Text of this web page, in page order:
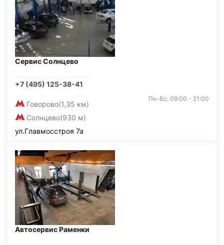
Сервис Солнцево
+7 (495) 125-38-41
Говорово(1,35 км)
Солнцево(930 м)
Пн-Вс: 09:00 - 21:00
ул.Главмосстроя 7а
Автосервис Раменки